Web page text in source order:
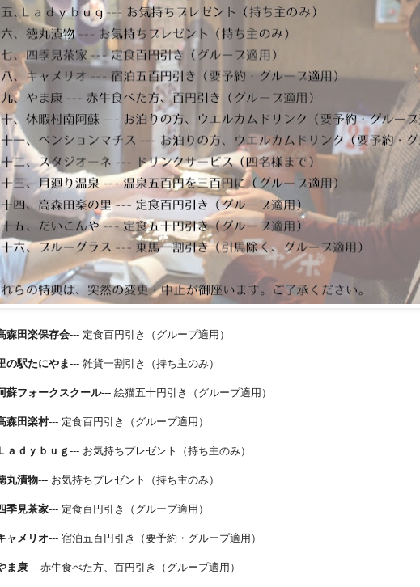
森田楽保存会--- 定食百円引き（グループ適用）
の駅たにやま--- 雑貨一割引き（持ち主のみ）
蘇フォークスクール--- 絵猫五十円引き（グループ適用）
森田楽村--- 定食百円引き（グループ適用）
Ｌａｄｙｂｕｇ --- お気持ちプレゼント（持ち主のみ）
丸漬物--- お気持ちプレゼント（持ち主のみ）
季見茶家--- 定食百円引き（グループ適用）
ャメリオ--- 宿泊五百円引き（要予約・グループ適用）
ま康--- 赤牛食べた方、百円引き（グループ適用）